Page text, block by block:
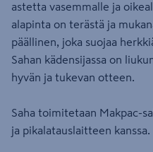
astetta vasemmalle ja
alapinta on terästä ja
päällinen, joka suojaa
Sahan kädensijassa on
hyvän ja tukevan otteen.
Saha toimitetaan Makpac-
ja pikalatauslaitteen kanssa.